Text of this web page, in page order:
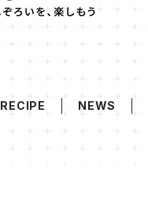
RECIPE NEWS